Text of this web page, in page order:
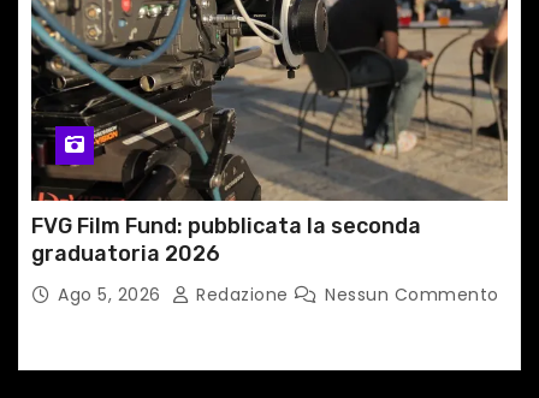
FVG Film Fund: pubblicata la seconda
graduatoria 2026
Ago 5, 2026 Redazione Nessun Commento